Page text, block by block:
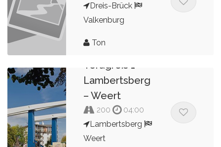
Dreis-Brück
Valkenburg
Ton
Terugreis 1
Lambertsberg
– Weert
200
04:00
Lambertsberg
Weert